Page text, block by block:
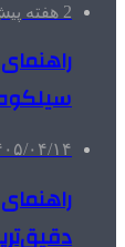
2 هفته پیش
سیلکوه
۱۴۰۵/۰۴/